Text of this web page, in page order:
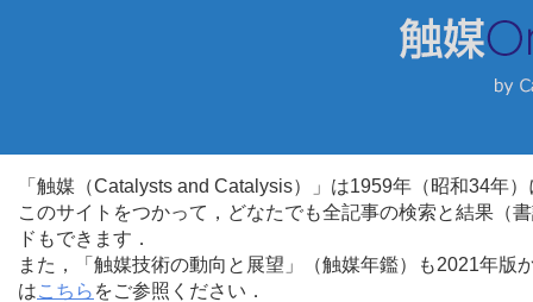
「触媒（Catalysts and Catalysis）」は1959年（昭和34年
このサイトをつかって，どなたでも全記事の検索と結果（
ドもできます．
また，「触媒技術の動向と展望」（触媒年鑑）も2021年
はこちら をご参照ください．